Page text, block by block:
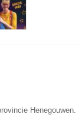
Henegouwen.